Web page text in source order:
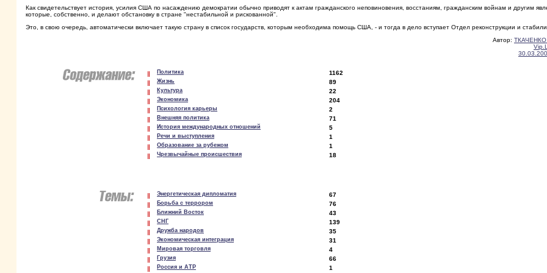
Как свидетельствует история, усилия США по насаждению демократии обычно приводят к актам гражданского неповиновения, восстаниям, гражданским войнам и другим
которые, собственно, и делают обстановку в стране "нестабильной и рискованной".
Это, в свою очередь, автоматически включает такую страну в список государств, которым необходима помощь США, - и тогда в дело вступает Отдел реконструкции и
Автор: ТКАЧЕНКО
Политика 1162
Жизнь 89
Культура 22
Экономика 204
Психология карьеры 2
Внешняя политика 71
История международных отношений 5
Речи и выступления 1
Образование за рубежом 1
Чрезвычайные происшествия 18
Энергетическая дипломатия 67
Борьба с террором 76
Ближний Восток 43
СНГ 139
Дружба народов 35
Экономическая интеграция 31
Мировая торговля 4
Грузия 66
Россия и АТР 1